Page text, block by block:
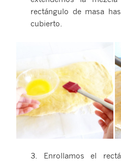
rectángulo de masa
cubierto.
3. Enrollamos el